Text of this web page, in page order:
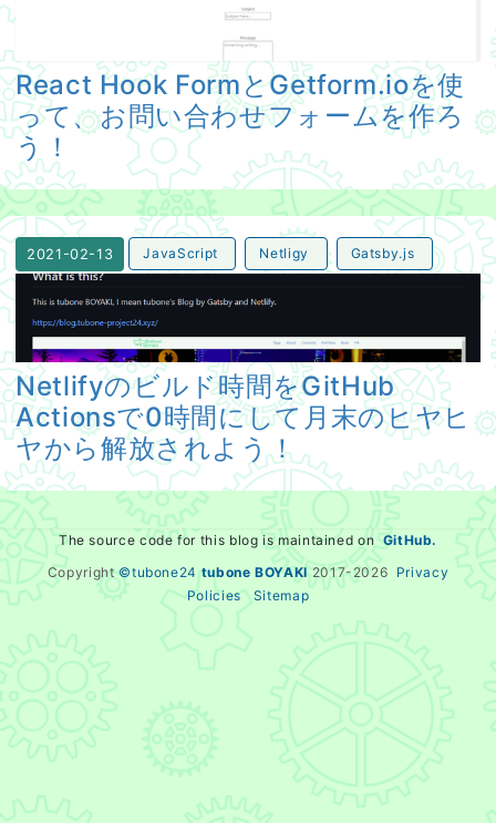
React Hook FormとGetform.ioを使
って、お問い合わせフォームを作ろ
う！
2021-02-13 JavaScript Netligy Gatsby.js
Netlifyのビルド時間をGitHub Actionsで0時間にして月
Netlifyのビルド時間をGitHub
Actionsで0時間にして月末のヒヤヒ
ヤから解放されよう！
The source code for this blog is maintained onGitHub.
Copyright©tubone24 tubone BOYAKI 2017-2026 Privacy
Policies
Sitemap